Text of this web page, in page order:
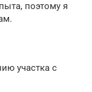
поэтому я
участка с